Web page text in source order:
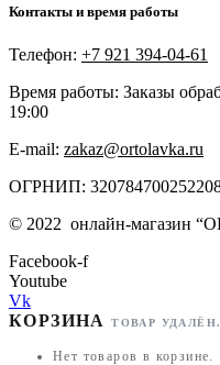
Контакты и время работы
Телефон: +7 921 394-04-61
Время работы: Заказы
19:00
E-mail: zakaz@ortolavka.ru
ОГРНИП:
© 2022 онлайн-магазин “
Facebook-f
Youtube
Vk
КОРЗИНАТОВАР УДАЛЁН.
Нет товаров в корзине.